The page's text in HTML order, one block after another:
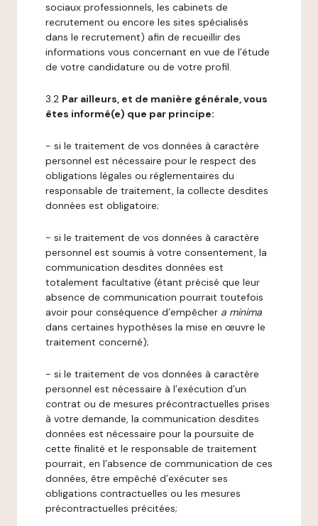
sociaux professionnels, les cabinets de
recrutement ou encore les sites spécialisés
dans le recrutement) afin de recueillir des
informations vous concernant en vue de l’étude
de votre candidature ou de votre profil.
3.2 Par ailleurs, et de manière générale, vous
êtes informé(e) que par principe:
- si le traitement de vos données à caractère
personnel est nécessaire pour le respect des
obligations légales ou réglementaires du
responsable de traitement, la collecte desdites
données est obligatoire;
- si le traitement de vos données à caractère
personnel est soumis à votre consentement, la
communication desdites données est
totalement facultative (étant précisé que leur
absence de communication pourrait toutefois
avoir pour conséquence d’empêcher a minima
dans certaines hypothèses la mise en œuvre le
traitement concerné);
- si le traitement de vos données à caractère
personnel est nécessaire à l’exécution d’un
contrat ou de mesures précontractuelles prises
à votre demande, la communication desdites
données est nécessaire pour la poursuite de
cette finalité et le responsable de traitement
pourrait, en l’absence de communication de ces
données, être empêché d’exécuter ses
obligations contractuelles ou les mesures
précontractuelles précitées;